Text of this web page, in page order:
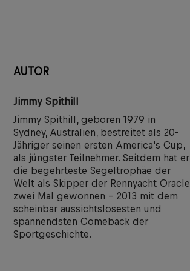
AUTOR
Jimmy Spithill
Jimmy Spithill, geboren 1979 in
Sydney, Australien, bestreitet als 20-
Jähriger seinen ersten America‘s Cup,
als jüngster Teilnehmer. Seitdem hat er
die begehrteste Segeltrophäe der
Welt als Skipper der Rennyacht Oracle
zwei Mal gewonnen – 2013 mit dem
scheinbar aussichtslosesten und
spannendsten Comeback der
Sportgeschichte.